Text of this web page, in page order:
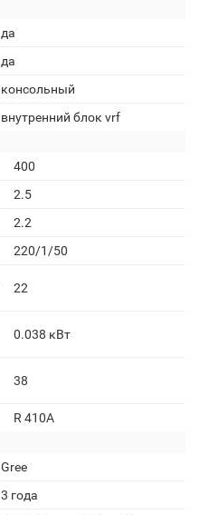
да
да
консольный
внутренний блок vrf
400
2.5
2.2
220/1/50
22
0.038 кВт
38
R 410A
Gree
3 года